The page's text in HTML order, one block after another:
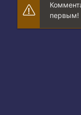
первым!